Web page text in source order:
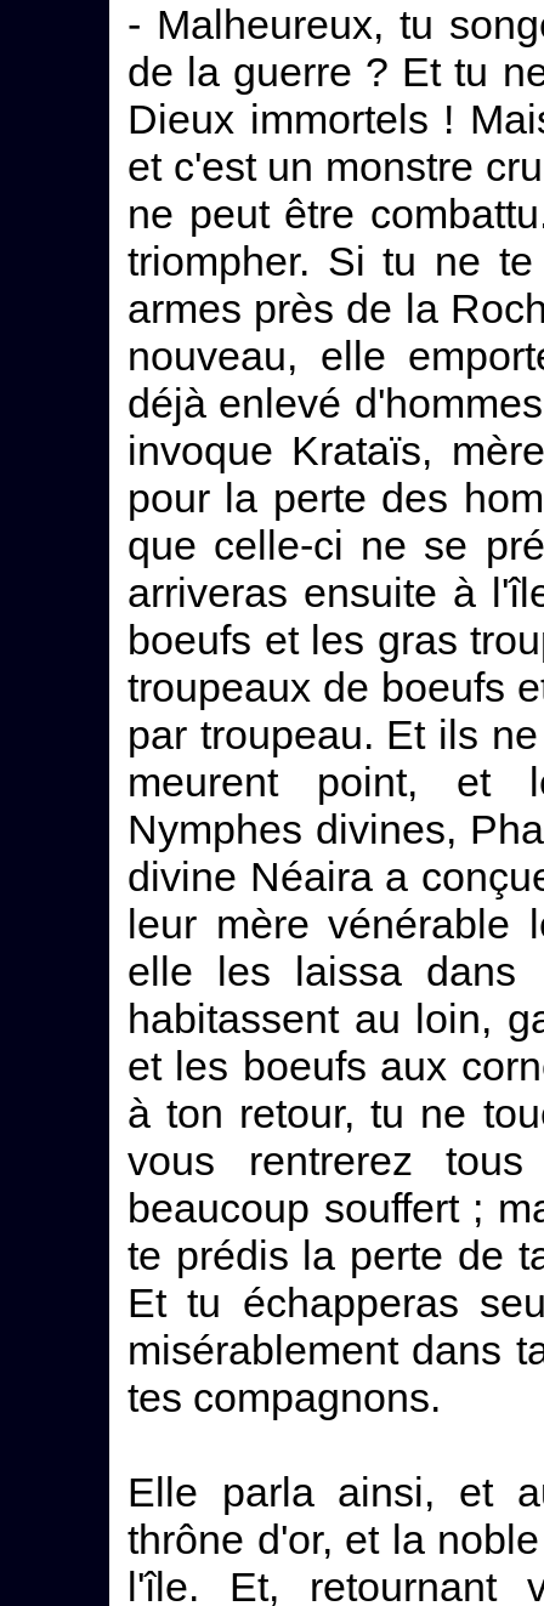
- Malheureux, tu
de la guerre ? Et tu
Dieux immortels !
et c'est un monstre
ne peut être
triompher. Si tu ne
armes près de la
nouveau, elle
déjà enlevé
invoque Krataïs,
pour la perte des
que celle-ci ne se
arriveras ensuite à
boeufs et les gras
troupeaux de boeufs
par troupeau. Et ils
meurent point, et
Nymphes divines,
divine Néaira a
leur mère vénérable
elle les laissa dans
habitassent au loin,
et les boeufs aux
à ton retour, tu ne
vous rentrerez
beaucoup souffert ;
te prédis la perte de
Et tu échapperas
misérablement dans
tes compagnons.
Elle parla ainsi, et
thrône d'or, et la
l'île. Et, retournant